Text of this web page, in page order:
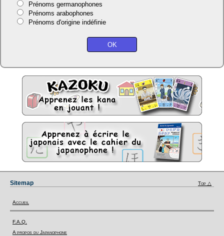
Prénoms germanophones
Prénoms arabophones
Prénoms d'origine indéfinie
Sitemap Top △
Accueil
F.A.Q.
A propos du Japanophone